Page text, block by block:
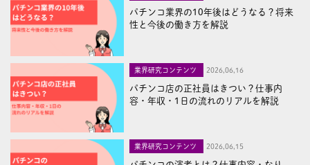
パチンコ業界の10年後はどうなる？将来
性と今後の働き方を解説
業界研究コンテンツ 2026,06,16
パチンコ店の正社員はきつい？仕事内
容・年収・1日の流れのリアルを解説
業界研究コンテンツ 2026,06,15